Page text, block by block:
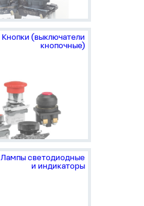
Кнопки (выключатели
кнопочные)
Лампы светодиодные
и индикаторы